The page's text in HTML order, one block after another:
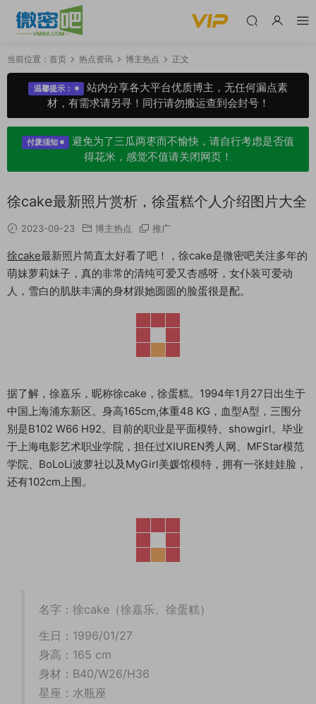
当前位置： 首页 热点资讯 博主热点 正文
温馨提示：
站内分享各大平台优质博主，无任何漏点素
材，有需求请另寻！同行请勿搬运查到会封号！
付废须知
避免为了三瓜两枣而不愉快，请自行考虑是否值
得花米，感觉不值请关闭网页！
徐cake最新照片赏析，徐蛋糕个人介绍图片大全
2023-09-23 博主热点 推广
徐cake最新照片简直太好看了吧！，徐cake是微密吧关注多年的
萌妹萝莉妹子，真的非常的清纯可爱又杏感呀，女仆装可爱动
人，雪白的肌肤丰满的身材跟她圆圆的脸蛋很是配。
据了解，徐嘉乐，昵称徐cake，徐蛋糕。1994年1月27日出生于
中国上海浦东新区。身高165cm,体重48 KG，血型A型，三围分
别是B102 W66 H92。目前的职业是平面模特、showgirl。毕业
于上海电影艺术职业学院，担任过XIUREN秀人网、MFStar模范
学院、BoLoLi波萝社以及MyGirl美媛馆模特，拥有一张娃娃脸，
还有102cm上围。
名字：徐cake（徐嘉乐、徐蛋糕）
生日：1996/01/27
身高：165 cm
身材：B40/W26/H36
星座：水瓶座